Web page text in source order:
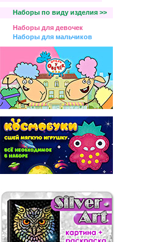
Наборы по виду изделия >>
Наборы для девочек
Наборы для мальчиков